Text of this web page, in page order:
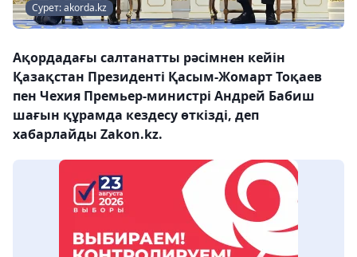
Сурет: akorda.kz
Ақордадағы салтанатты рәсімнен кейін
Қазақстан Президенті Қасым-Жомарт Тоқаев
пен Чехия Премьер-министрі Андрей Бабиш
шағын құрамда кездесу өткізді, деп
хабарлайды Zakon.kz.